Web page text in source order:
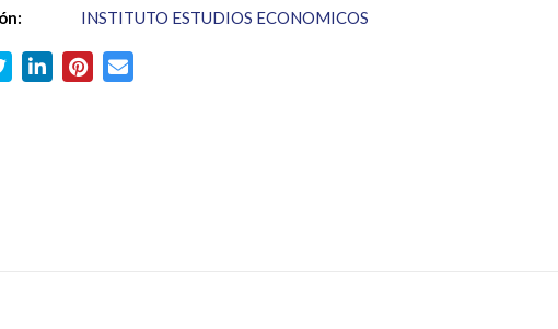
INSTITUTO ESTUDIOS ECONOMICOS